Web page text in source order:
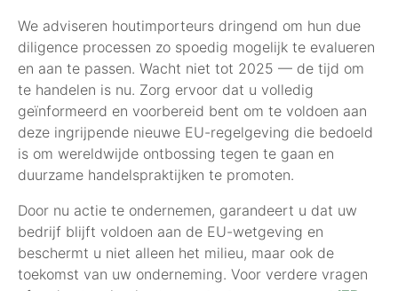
We adviseren houtimporteurs dringend om hun due
diligence processen zo spoedig mogelijk te evalueren
en aan te passen. Wacht niet tot 2025 — de tijd om
te handelen is nu. Zorg ervoor dat u volledig
geïnformeerd en voorbereid bent om te voldoen aan
deze ingrijpende nieuwe EU-regelgeving die bedoeld
is om wereldwijde ontbossing tegen te gaan en
duurzame handelspraktijken te promoten.
Door nu actie te ondernemen, garandeert u dat uw
bedrijf blijft voldoen aan de EU-wetgeving en
beschermt u niet alleen het milieu, maar ook de
toekomst van uw onderneming. Voor verdere vragen